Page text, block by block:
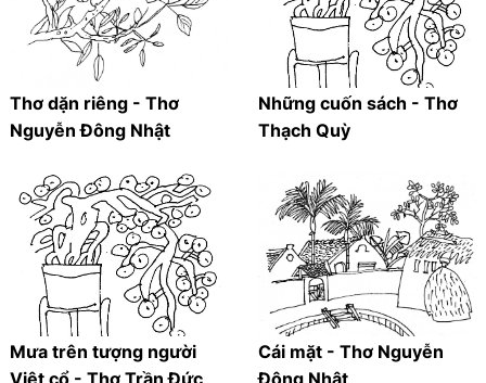
Thơ dặn riêng - Thơ
Nguyễn Đông Nhật
Những cuốn sách - Thơ
Thạch Quỳ
Mưa trên tượng người
Việt cổ - Thơ Trần Đức
Cái mặt - Thơ Nguyễn
Đông Nhật